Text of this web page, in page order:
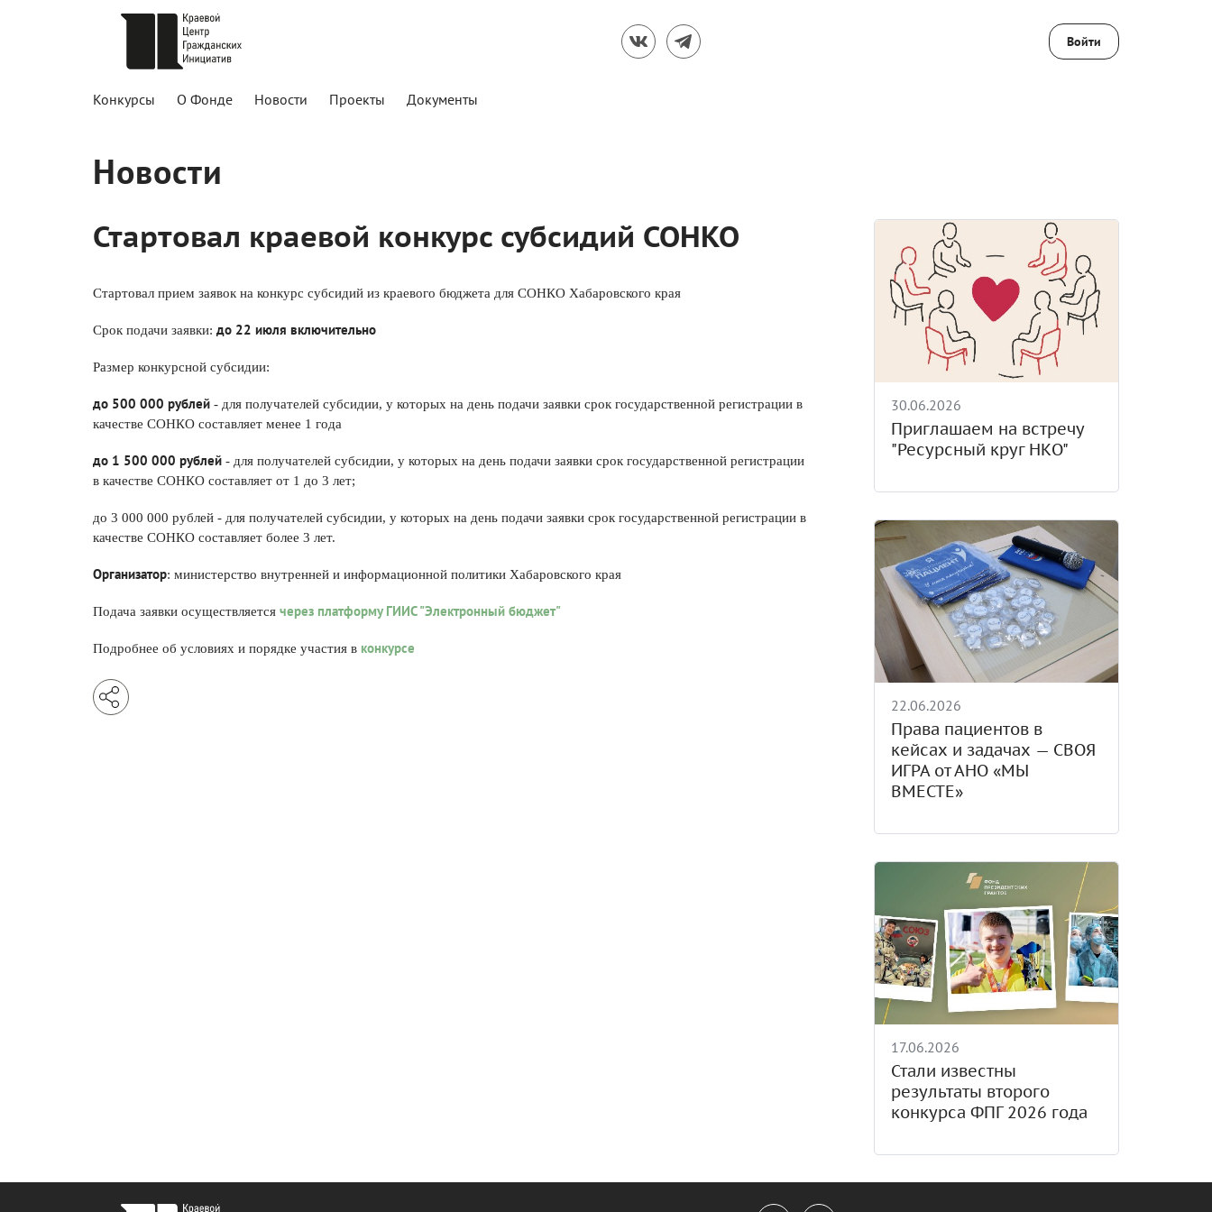
Войти
Конкурсы О Фонде Новости Проекты Документы
Новости
Стартовал краевой конкурс субсидий СОНКО
Стартовал прием заявок на конкурс субсидий из краевого бюджета для СОНКО Хабаровского края
Срок подачи заявки: до 22 июля включительно
Размер конкурсной субсидии:
до 500 000 рублей - для получателей субсидии, у которых на день подачи заявки срок государственной регистрации в
качестве СОНКО составляет менее 1 года
до 1 500 000 рублей - для получателей субсидии, у которых на день подачи заявки срок государственной регистрации
в качестве СОНКО составляет от 1 до 3 лет;
до 3 000 000 рублей - для получателей субсидии, у которых на день подачи заявки срок государственной регистрации в
качестве СОНКО составляет более 3 лет.
Организатор: министерство внутренней и информационной политики Хабаровского края
Подача заявки осуществляется через платформу ГИИС "Электронный бюджет"
Подробнее об условиях и порядке участия в конкурсе
30.06.2026
Приглашаем на встречу
"Ресурсный круг НКО"
22.06.2026
Права пациентов в
кейсах и задачах — СВОЯ
ИГРА от АНО «МЫ
ВМЕСТЕ»
17.06.2026
Стали известны
результаты второго
конкурса ФПГ 2026 года